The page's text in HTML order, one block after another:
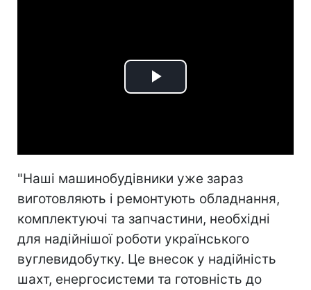
Play
"Наші машинобудівники уже зараз
виготовляють і ремонтують обладнання,
комплектуючі та запчастини, необхідні
для надійнішої роботи українського
вуглевидобутку. Це внесок у надійність
шахт, енергосистеми та готовність до